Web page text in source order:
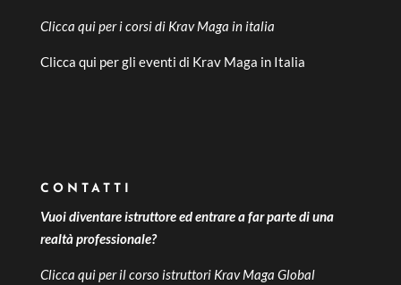
Clicca qui per icorsi di Krav Maga in italia
Clicca qui per gli eventi di Krav Maga in Italia
CONTATTI
Vuoi diventare istruttore ed entrare a far parte di una
realtà professionale?
Clicca qui per ilcorso istruttori Krav Maga Global